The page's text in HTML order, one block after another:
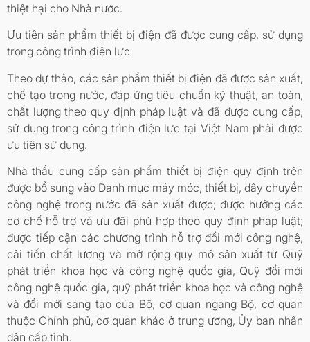
thiệt hại cho Nhà nước.
Ưu tiên sản phẩm thiết bị điện đã được cung cấp, sử dụng
trong công trình điện lực
Theo dự thảo, các sản phẩm thiết bị điện đã được sản xuất,
chế tạo trong nước, đáp ứng tiêu chuẩn kỹ thuật, an toàn,
chất lượng theo quy định pháp luật và đã được cung cấp,
sử dụng trong công trình điện lực tại Việt Nam phải được
ưu tiên sử dụng.
Nhà thầu cung cấp sản phẩm thiết bị điện quy định trên
được bổ sung vào Danh mục máy móc, thiết bị, dây chuyền
công nghệ trong nước đã sản xuất được; được hưởng các
cơ chế hỗ trợ và ưu đãi phù hợp theo quy định pháp luật;
được tiếp cận các chương trình hỗ trợ đổi mới công nghệ,
cải tiến chất lượng và mở rộng quy mô sản xuất từ Quỹ
phát triển khoa học và công nghệ quốc gia, Quỹ đổi mới
công nghệ quốc gia, quỹ phát triển khoa học và công nghệ
và đổi mới sáng tạo của Bộ, cơ quan ngang Bộ, cơ quan
thuộc Chính phủ, cơ quan khác ở trung ương, Ủy ban nhân
dân cấp tỉnh.